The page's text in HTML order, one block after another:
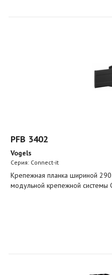
PFB 3402
Vogels
Серия: Connect-it
Крепежная планка шириной
модульной крепежной системы